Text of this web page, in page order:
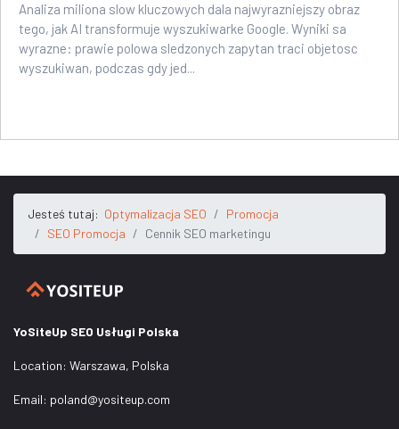
Analiza miliona slow kluczowych dala najwyrazniejszy obraz
tego, jak AI transformuje wyszukiwarke Google. Wyniki sa
wyrazne: prawie polowa sledzonych zapytan traci objetosc
wyszukiwan, podczas gdy jed...
Jesteś tutaj: Optymalizacja SEO
Promocja
SEO Promocja
Cennik SEO marketingu
YoSiteUp SEO Usługi Polska
Location: Warszawa, Polska
Email: poland@yositeup.com